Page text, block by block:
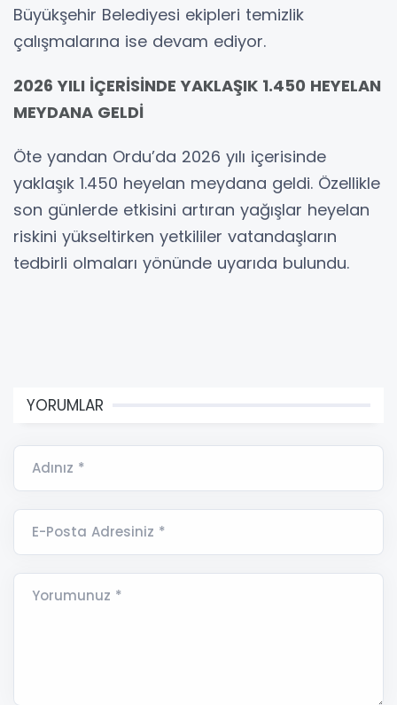
Büyükşehir Belediyesi ekipleri temizlik
çalışmalarına ise devam ediyor.
2026 YILI İÇERİSİNDE YAKLAŞIK 1.450 HEYELAN
MEYDANA GELDİ
Öte yandan Ordu’da 2026 yılı içerisinde
yaklaşık 1.450 heyelan meydana geldi. Özellikle
son günlerde etkisini artıran yağışlar heyelan
riskini yükseltirken yetkililer vatandaşların
tedbirli olmaları yönünde uyarıda bulundu.
YORUMLAR
Adınız *
E-Posta Adresiniz *
Yorumunuz *